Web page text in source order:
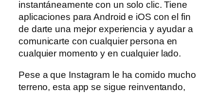
instantáneamente con un solo clic. Tiene
aplicaciones para Android e iOS con el fin
de darte una mejor experiencia y ayudar a
comunicarte con cualquier persona en
cualquier momento y en cualquier lado.
Pese a que Instagram le ha comido mucho
terreno, esta app se sigue reinventando,